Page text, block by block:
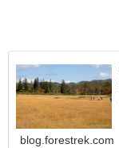
blog.forestrek.com